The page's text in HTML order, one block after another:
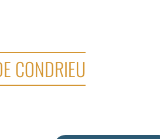
CONDRIEU